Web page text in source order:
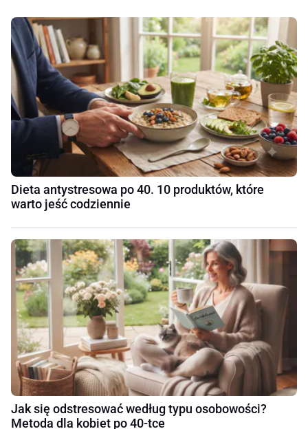
Dieta antystresowa po 40. 10 produktów, które
warto jeść codziennie
Jak się odstresować według typu osobowości?
Metoda dla kobiet po 40-tce